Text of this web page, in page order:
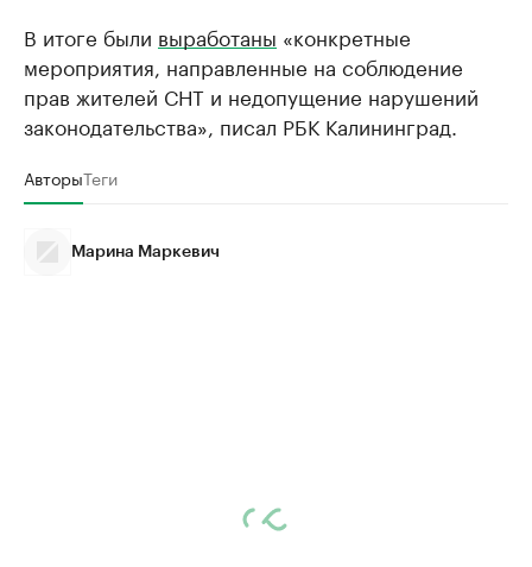
В итоге были выработаны «конкретные
мероприятия, направленные на соблюдение
прав жителей СНТ и недопущение нарушений
законодательства», писал РБК Калининград.
АвторыТеги
Марина Маркевич